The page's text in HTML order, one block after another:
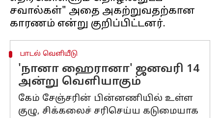
சவால்கள்" அதை அகற்றுவதற்கான
பாடல் வெளியீடு
'நானா ஹைரானா' ஜனவரி 14
அன்று வெளியாகும்
கேம் சேஞ்சரின் பின்னணியில் உள்ள
குழு, சிக்கலைச் சரிசெய்ய கடுமையாக